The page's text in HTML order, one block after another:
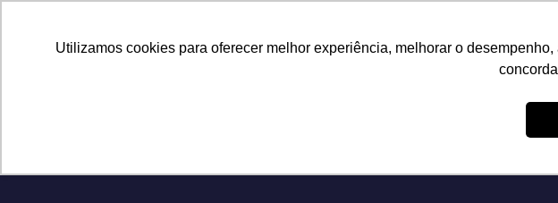
Utilizamos cookies para oferecer melhor experiência, melhorar o